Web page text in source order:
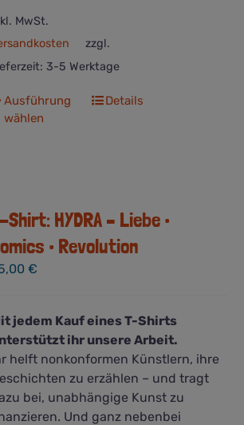
MwSt.
zzgl.
3-5 Werktage
Ausführung
wählen
Dieses
Die
können
Details
Shirt: HYDRA – Liebe •
• Revolution
€
jedem Kauf eines T-Shirts
ihr unsere Arbeit.
helft nonkonformen Künstlern, ihre
zu erzählen – und tragt
bei, unabhängige Kunst zu
Und ganz nebenbei